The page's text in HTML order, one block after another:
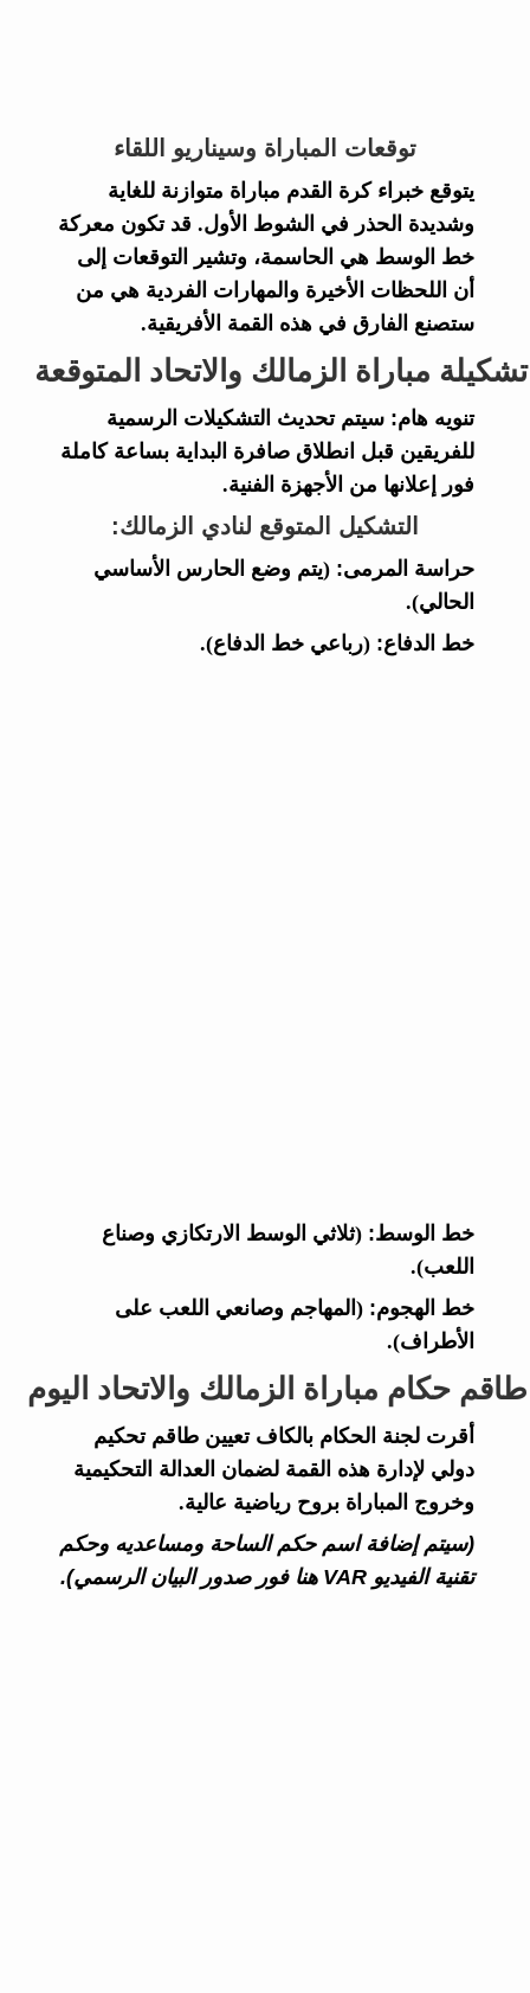
توقعات المباراة وسيناريو اللقاء
يتوقع خبراء كرة القدم مباراة متوازنة للغاية
وشديدة الحذر في الشوط الأول. قد تكون معركة
خط الوسط هي الحاسمة، وتشير التوقعات إلى
أن اللحظات الأخيرة والمهارات الفردية هي من
ستصنع الفارق في هذه القمة الأفريقية.
تشكيلة مباراة الزمالك والاتحاد المتوقعة
تنويه هام: سيتم تحديث التشكيلات الرسمية
للفريقين قبل انطلاق صافرة البداية بساعة كاملة
فور إعلانها من الأجهزة الفنية.
التشكيل المتوقع لنادي الزمالك:
حراسة المرمى: (يتم وضع الحارس الأساسي
الحالي).
خط الدفاع: (رباعي خط الدفاع).
خط الوسط: (ثلاثي الوسط الارتكازي وصناع
اللعب).
خط الهجوم: (المهاجم وصانعي اللعب على
الأطراف).
طاقم حكام مباراة الزمالك والاتحاد اليوم
أقرت لجنة الحكام بالكاف تعيين طاقم تحكيم
دولي لإدارة هذه القمة لضمان العدالة التحكيمية
وخروج المباراة بروح رياضية عالية.
(سيتم إضافة اسم حكم الساحة ومساعديه وحكم
تقنية الفيديو VAR هنا فور صدور البيان الرسمي).